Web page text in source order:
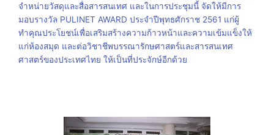
จำหน่ายวัสดุและสื่อสารสนเทศ และในการประชุมนี้ จัดให้มีการ
มอบรางวัล PULINET AWARD ประจำปีพุทธศักราช 2561 แก่ผู้
ทำคุณประโยชน์เพื่อเสริมสร้างความก้าวหน้าและความเข้มแข็งให้
แก่ห้องสมุด และต่อวิชาชีพบรรณารักษศาสตร์และสารสนเทศ
ศาสตร์ของประเทศไทย ให้เป็นที่ประจักษ์อีกด้วย